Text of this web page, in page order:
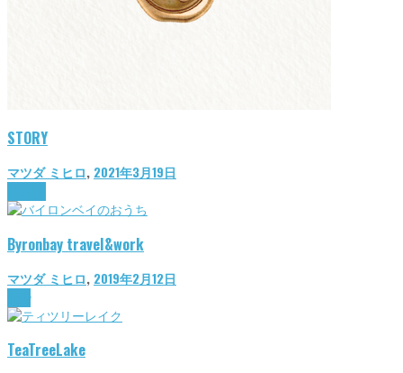
STORY
マツダ ミヒロ, 2021年3月19日
Byronbay travel&work
マツダ ミヒロ, 2019年2月12日
TeaTreeLake